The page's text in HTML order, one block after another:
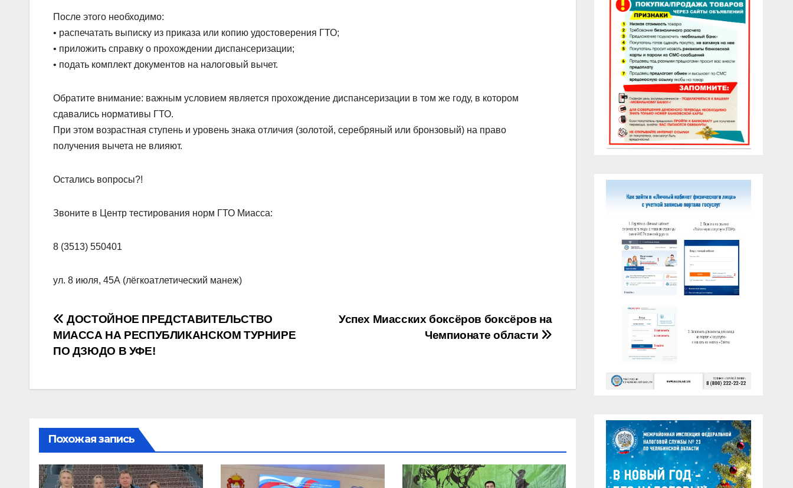
После этого необходимо:
• распечатать выписку из приказа или копию удостоверения ГТО;
• приложить справку о прохождении диспансеризации;
• подать комплект документов на налоговый вычет.
Обратите внимание: важным условием является прохождение диспансеризации в том же году, в котором
сдавались нормативы ГТО.
При этом возрастная ступень и уровень знака отличия (золотой, серебряный или бронзовый) на право
получения вычета не влияют.
Остались вопросы?!
Звоните в Центр тестирования норм ГТО Миасса:
8 (3513) 550401
ул. 8 июля, 45А (лёгкоатлетический манеж)
Навигация
по
Успех Миасских боксёров боксёров на
Чемпионате области
ДОСТОЙНОЕ ПРЕДСТАВИТЕЛЬСТВО
МИАССА НА РЕСПУБЛИКАНСКОМ ТУРНИРЕ
ПО ДЗЮДО В УФЕ!
Похожая запись